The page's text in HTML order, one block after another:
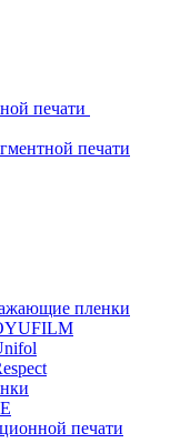
печати
печати
пленки
печати